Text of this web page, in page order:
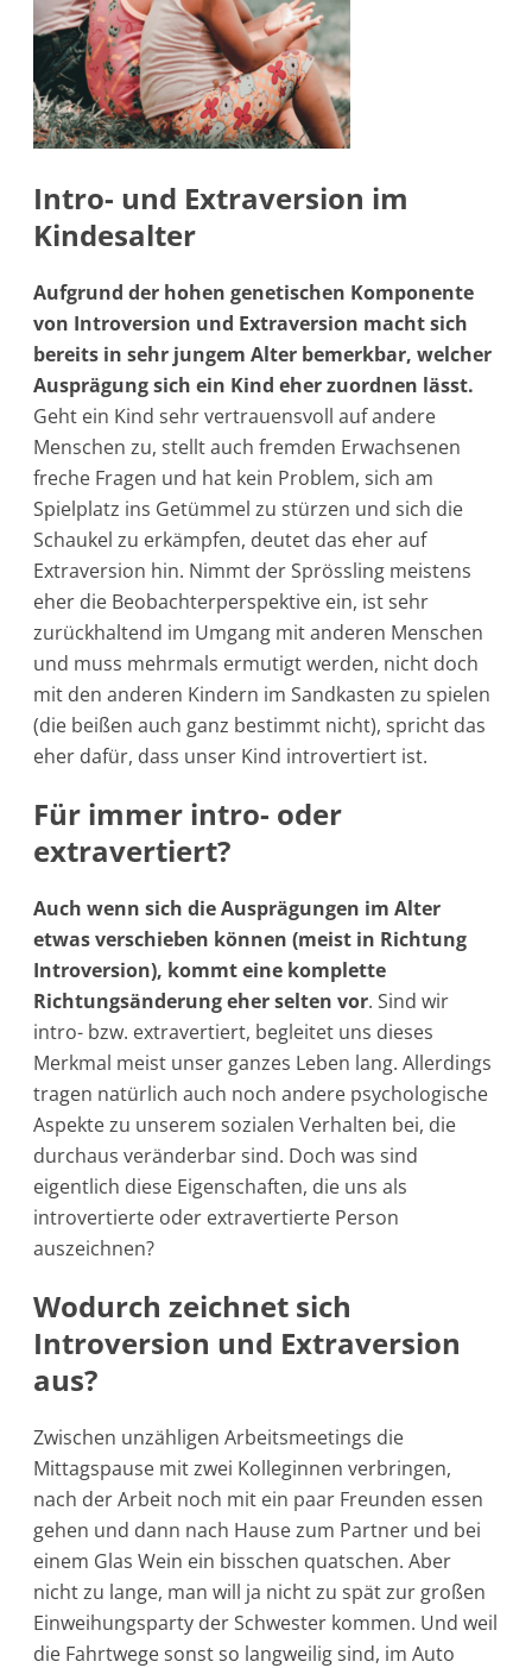
Intro- und Extraversion im
Kindesalter
Aufgrund der hohen genetischen Komponente
von Introversion und Extraversion macht sich
bereits in sehr jungem Alter bemerkbar, welcher
Ausprägung sich ein Kind eher zuordnen lässt.
Geht ein Kind sehr vertrauensvoll auf andere
Menschen zu, stellt auch fremden Erwachsenen
freche Fragen und hat kein Problem, sich am
Spielplatz ins Getümmel zu stürzen und sich die
Schaukel zu erkämpfen, deutet das eher auf
Extraversion hin. Nimmt der Sprössling meistens
eher die Beobachterperspektive ein, ist sehr
zurückhaltend im Umgang mit anderen Menschen
und muss mehrmals ermutigt werden, nicht doch
mit den anderen Kindern im Sandkasten zu spielen
(die beißen auch ganz bestimmt nicht), spricht das
eher dafür, dass unser Kind introvertiert ist.
Für immer intro- oder
extravertiert?
Auch wenn sich die Ausprägungen im Alter
etwas verschieben können (meist in Richtung
Introversion), kommt eine komplette
Richtungsänderung eher selten vor. Sind wir
intro- bzw. extravertiert, begleitet uns dieses
Merkmal meist unser ganzes Leben lang. Allerdings
tragen natürlich auch noch andere psychologische
Aspekte zu unserem sozialen Verhalten bei, die
durchaus veränderbar sind. Doch was sind
eigentlich diese Eigenschaften, die uns als
introvertierte oder extravertierte Person
auszeichnen?
Wodurch zeichnet sich
Introversion und Extraversion
aus?
Zwischen unzähligen Arbeitsmeetings die
Mittagspause mit zwei Kolleginnen verbringen,
nach der Arbeit noch mit ein paar Freunden essen
gehen und dann nach Hause zum Partner und bei
einem Glas Wein ein bisschen quatschen. Aber
nicht zu lange, man will ja nicht zu spät zur großen
Einweihungsparty der Schwester kommen. Und weil
die Fahrtwege sonst so langweilig sind, im Auto